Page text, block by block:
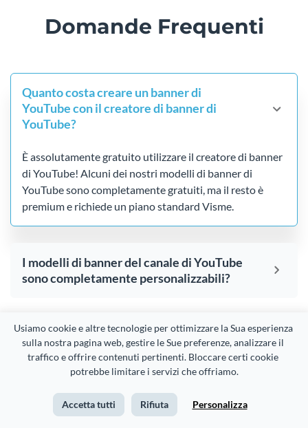
Usiamo cookie e altre tecnologie per ottimizzare la Sua esperienza
sulla nostra pagina web, gestire le Sue preferenze, analizzare il
traffico e offrire contenuti pertinenti. Bloccare certi cookie
potrebbe limitare i servizi che offriamo.
Accetta tutti Rifiuta Personalizza
Domande Frequenti
Quanto costa creare un banner di
YouTube con il creatore di banner di
YouTube?
È assolutamente gratuito utilizzare il creatore di banner
di YouTube! Alcuni dei nostri modelli di banner di
YouTube sono completamente gratuiti, ma il resto è
premium e richiede un piano standard Visme.
I modelli di banner del canale di YouTube
sono completamente personalizzabili?
Posso utilizzare il mio Brand Kit con il
creatore di banner di YouTube?
Esistono modelli per diversi settori?